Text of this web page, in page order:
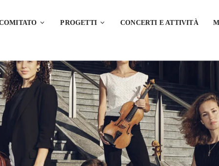
PROGETTI CONCERTI E ATTIVITÀ